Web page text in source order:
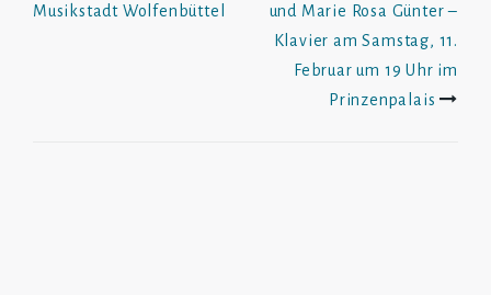
Navigation
Musikstadt Wolfenbüttel
und Marie Rosa Günter –
Klavier am Samstag, 11.
Februar um 19 Uhr im
Prinzenpalais